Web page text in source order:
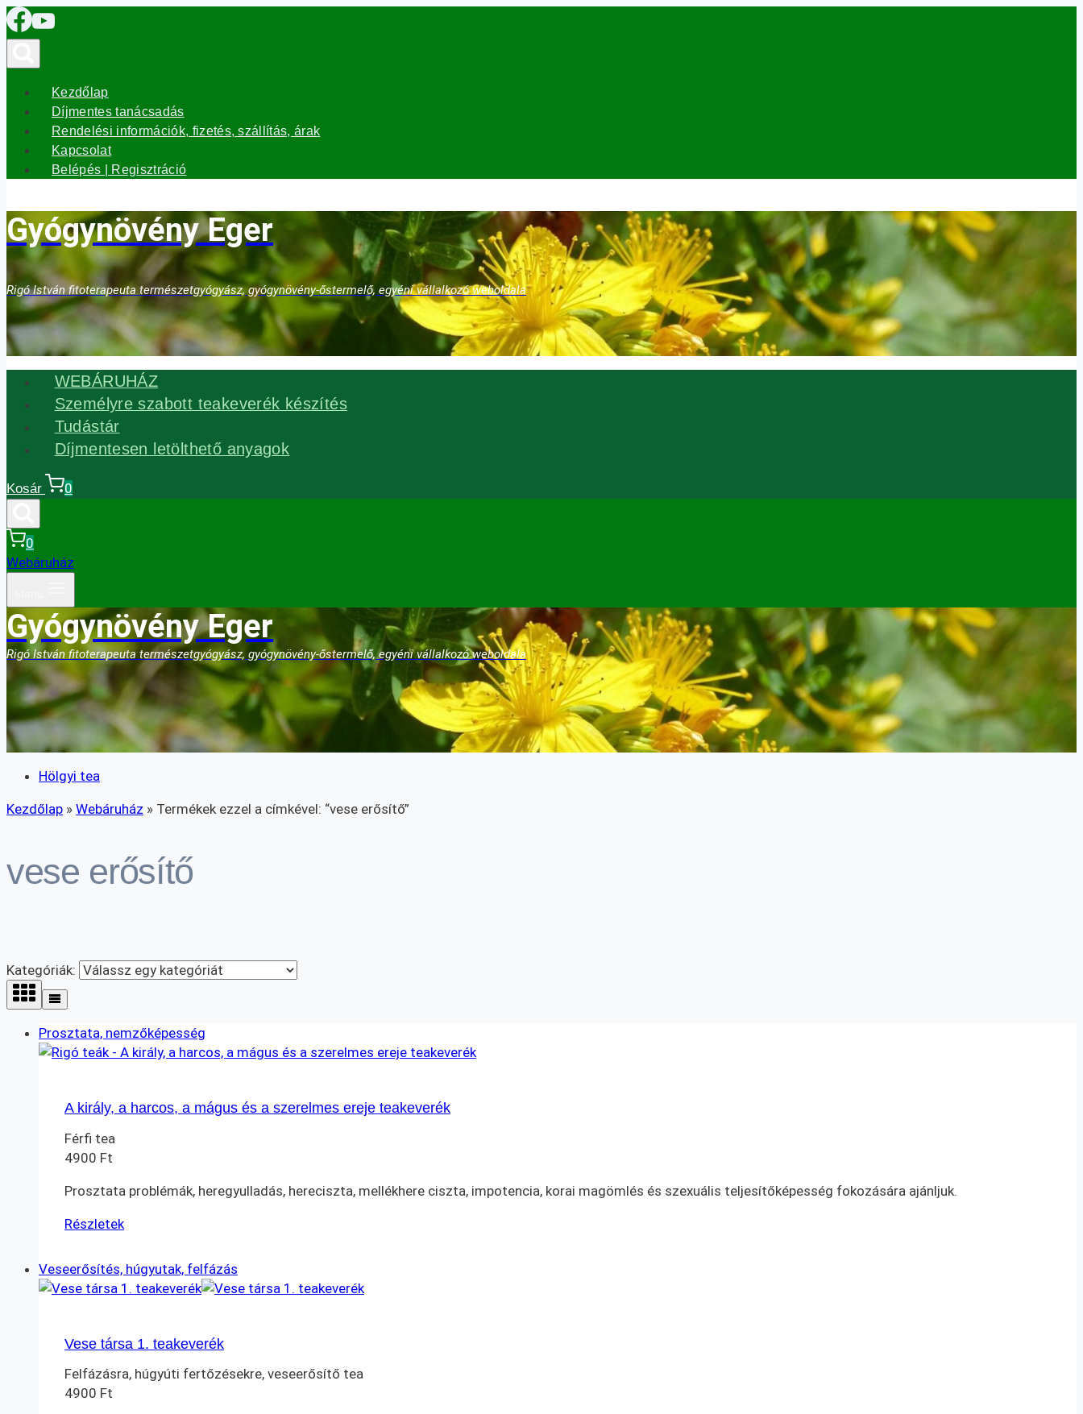
Skip
to
Kezdőlap
Díjmentes tanácsadás
Rendelési információk, fizetés, szállítás, árak
Kapcsolat
Belépés | Regisztráció
Gyógynövény Eger
Rigó István fitoterapeuta természetgyógyász, gyógynövény-őstermelő, egyéni vállalkozó weboldala
WEBÁRUHÁZ
Személyre szabott teakeverék készítés
Tudástár
Díjmentesen letölthető anyagok
Kosár 0
0
Webáruház
Gyógynövény Eger
Rigó István fitoterapeuta természetgyógyász, gyógynövény-őstermelő, egyéni vállalkozó weboldala
Hölgyi tea
Kezdőlap » Webáruház » Termékek ezzel a címkével: “vese erősítő”
vese erősítő
Kategóriák:
Prosztata, nemzőképesség
A király, a harcos, a mágus és a szerelmes ereje teakeverék
Férfi tea
4900 Ft
Prosztata problémák, heregyulladás, hereciszta, mellékhere ciszta, impotencia, korai magömlés és szexuális teljesítőképesség fokozására ajánljuk.
Részletek
Veseerősítés, húgyutak, felfázás
Vese társa 1. teakeverék
Felfázásra, húgyúti fertőzésekre, veseerősítő tea
4900 Ft